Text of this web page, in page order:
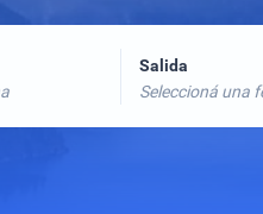
Salida
Seleccioná una